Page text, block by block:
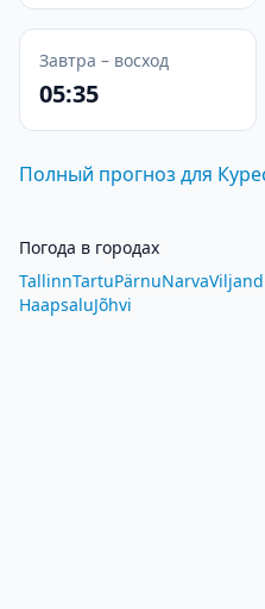
Завтра – восход
05:35
Полный прогноз для
Погода в городах
TallinnTartuPärnuNarva
HaapsaluJõhvi